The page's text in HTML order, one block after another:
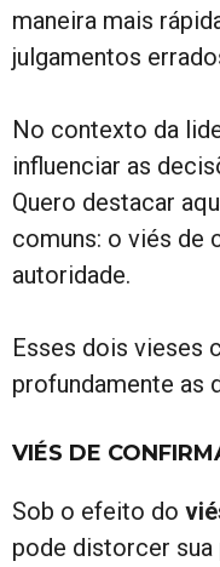
maneira mais
julgamentos
No contexto da
influenciar as
Quero destacar
comuns: o viés de
autoridade.
Esses dois vieses
profundamente as
VIÉS DE
Sob o efeito do
pode distorcer sua